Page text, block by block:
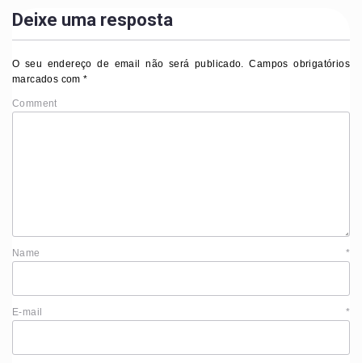
Deixe uma resposta
O seu endereço de email não será publicado. Campos obrigatórios
marcados com*
Comment
Name *
E-mail *